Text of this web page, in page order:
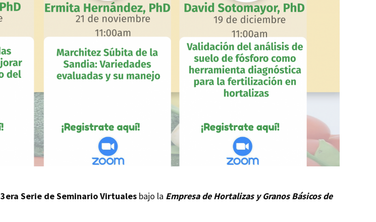
3era Serie de Seminario Virtuales bajo la Empresa de Hortalizas y Granos Básicos de